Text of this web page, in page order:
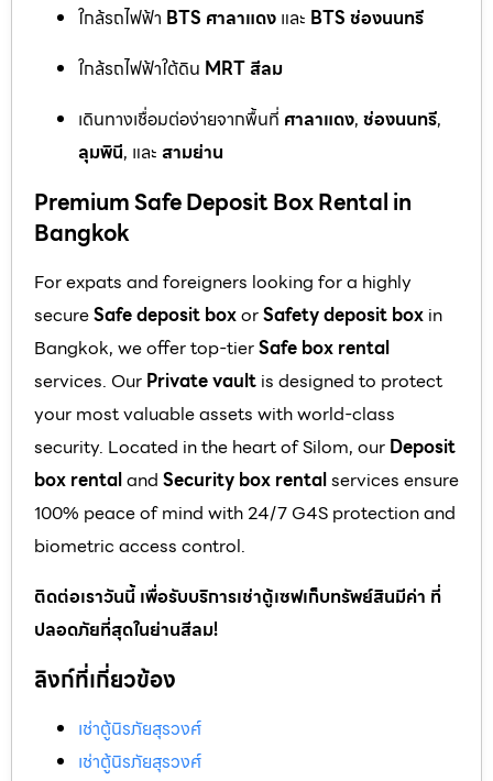
ใกล้รถไฟฟ้า BTS ศาลาแดง และ BTS ช่องนนทรี
ใกล้รถไฟฟ้าใต้ดิน MRT สีลม
เดินทางเชื่อมต่อง่ายจากพื้นที่ ศาลาแดง, ช่องนนทรี,
ลุมพินี, และ สามย่าน
Premium Safe Deposit Box Rental in
Bangkok
For expats and foreigners looking for a highly
secureSafe deposit boxorSafety deposit box in
Bangkok, we offer top-tierSafe box rental
services. Our Private vault is designed to protect
your most valuable assets with world-class
security. Located in the heart of Silom, our Deposit
box rentaland Security box rentalservices ensure
100% peace of mind with 24/7 G4S protection and
biometric access control.
ติดต่อเราวันนี้ เพื่อรับบริการเช่าตู้เซฟเก็บทรัพย์สินมีค่า ที่
ปลอดภัยที่สุดในย่านสีลม!
ลิงก์ที่เกี่ยวข้อง
เช่าตู้นิรภัยสุรวงศ์
เช่าตู้นิรภัยสุรวงศ์